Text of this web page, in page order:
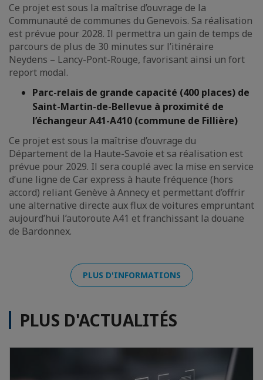
Ce projet est sous la maîtrise d’ouvrage de la
Communauté de communes du Genevois. Sa réalisation
est prévue pour 2028. Il permettra un gain de temps de
parcours de plus de 30 minutes sur l’itinéraire
Neydens – Lancy-Pont-Rouge, favorisant ainsi un fort
report modal.
Parc-relais de grande capacité (400 places) de
Saint-Martin-de-Bellevue à proximité de
l’échangeur A41-A410 (commune de Fillière)
Ce projet est sous la maîtrise d’ouvrage du
Département de la Haute-Savoie et sa réalisation est
prévue pour 2029. Il sera couplé avec la mise en service
d’une ligne de Car express à haute fréquence (hors
accord) reliant Genève à Annecy et permettant d’offrir
une alternative directe aux flux de voitures empruntant
aujourd’hui l’autoroute A41 et franchissant la douane
de Bardonnex.
PLUS D'INFORMATIONS
PLUS D'ACTUALITÉS